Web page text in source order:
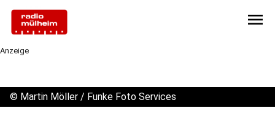
menu
Anzeige
© Martin Möller / Funke Foto Services